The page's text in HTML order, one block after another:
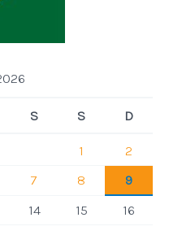
S S D
1
2
7 8
9
14 15
16